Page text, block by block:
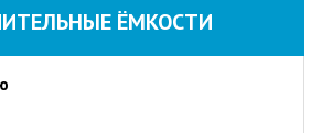
ЁМКОСТИ